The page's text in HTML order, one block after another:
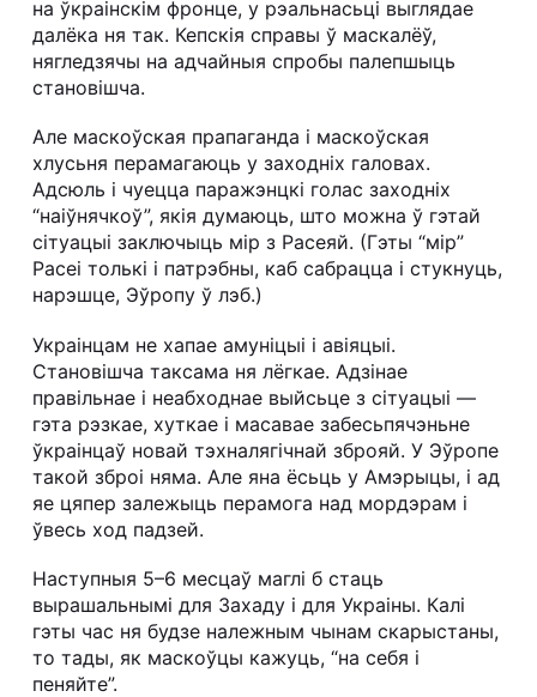
на ўкраінскім фронце, у рэальнасьці выглядае
далёка ня так. Кепскія справы ў маскалёў,
нягледзячы на адчайныя спробы палепшыць
становішча.
Але маскоўская прапаганда і маскоўская
хлусьня перамагаюць у заходніх галовах.
Адсюль і чуецца паражэнцкі голас заходніх
“наіўнячкоў”, якія думаюць, што можна ў гэтай
сітуацыі заключыць мір з Расеяй. (Гэты “мір”
Расеі толькі і патрэбны, каб сабрацца і стукнуць,
нарэшце, Эўропу ў лэб.)
Украінцам не хапае амуніцыі і авіяцыі.
Становішча таксама ня лёгкае. Адзінае
правільнае і неабходнае выйсьце з сітуацыі —
гэта рэзкае, хуткае і масавае забесьпячэньне
ўкраінцаў новай тэхналягічнай зброяй. У Эўропе
такой зброі няма. Але яна ёсьць у Амэрыцы, і ад
яе цяпер залежыць перамога над мордэрам і
ўвесь ход падзей.
Наступныя 5–6 месцаў маглі б стаць
вырашальнымі для Захаду і для Украіны. Калі
гэты час ня будзе належным чынам скарыстаны,
то тады, як маскоўцы кажуць, “на себя і
пеняйте”.